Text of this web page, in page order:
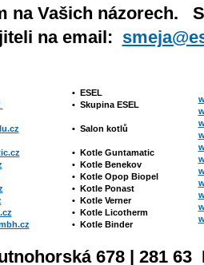
na Vašich názorech.
na email:
• ESEL
• Skupina ESEL
• Salon kotlů
• Kotle Guntamatic
• Kotle Benekov
• Kotle Opop Biopel
• Kotle Ponast
• Kotle Verner
• Kotle Licotherm
• Kotle Binder
678 | 281